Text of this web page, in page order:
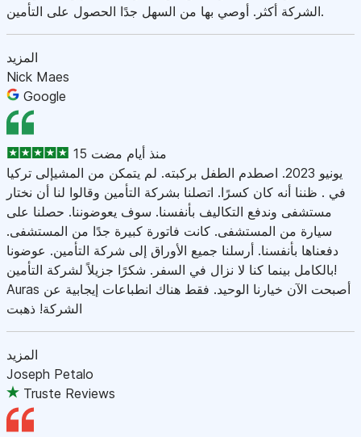
الشركة أكثر. أوصي بها من السهل جدًا الحصول على التأمين.
المزيد
Nick Maes
Google
15 منذ أيام مضت
يونيو 2023. اصطدم الطفل بركبته. لم يتمكن من المشيإلى تركيا
في . ظننا أنه كان كسرًا. اتصلنا بشركة التأمين وقالوا لنا أن نختار
مستشفى وندفع التكاليف بأنفسنا. سوف يعوضوننا. حصلنا على
سيارة من المستشفى. كانت فاتورة كبيرة جدًا من المستشفى.
دفعناها بأنفسنا. أرسلنا جميع الأوراق إلى شركة التأمين. عوضونا
بالكامل بينما كنا لا نزال في السفر. شكرًا جزيلاً لشركة التأمين!
Auras أصبحت الآن خيارنا الوحيد. فقط هناك انطباعات إيجابية عن
الشركة! ذهبت
المزيد
Joseph Petalo
Truste Reviews